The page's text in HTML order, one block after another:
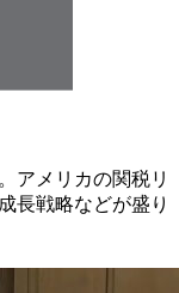
アメリカの関税リ
長戦略などが盛り